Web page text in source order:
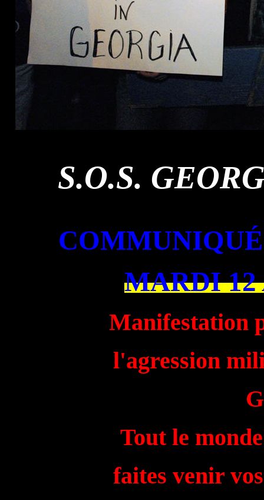
S.O.S.
MARDI 12
Manifestation
l'agression
Tout le
faites venir